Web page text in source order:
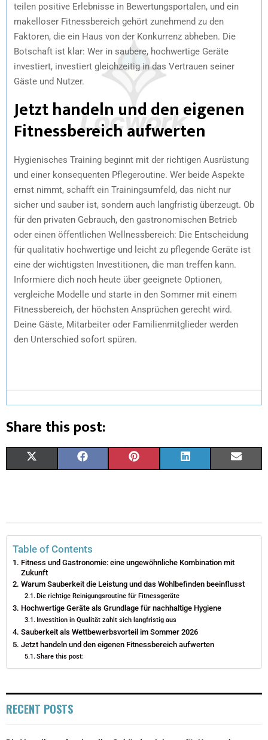
teilen positive Erlebnisse in Bewertungsportalen, und ein
makelloser Fitnessbereich gehört zunehmend zu den
Faktoren, die ein Haus von der Konkurrenz abheben. Die
Botschaft ist klar: Wer in saubere, hochwertige Geräte
investiert, investiert gleichzeitig in das Vertrauen seiner
Gäste und Nutzer.
Jetzt handeln und den eigenen
Fitnessbereich aufwerten
Hygienisches Training beginnt mit der richtigen Ausrüstung
und einer konsequenten Pflegeroutine. Wer beide Aspekte
ernst nimmt, schafft ein Trainingsumfeld, das nicht nur
sicher und sauber ist, sondern auch langfristig überzeugt. Ob
für den privaten Gebrauch, den gastronomischen Betrieb
oder einen öffentlichen Wellnessbereich: Die Entscheidung
für qualitativ hochwertige und leicht zu pflegende Geräte ist
eine der wichtigsten Investitionen, die man treffen kann.
Informiere dich noch heute über geeignete Optionen,
vergleiche Modelle und starte in den Sommer mit einem
Fitnessbereich, der höchsten Ansprüchen gerecht wird.
Deine Gäste, Mitarbeiter oder Familienmitglieder werden
den Unterschied sofort spüren.
Share this post:
W
T
T
E
R
)
E
O
O
K
T
R
E
S
T
K
D
I
N
I
Table of Contents
Fitness und Gastronomie: eine ungewöhnliche Kombination mit
Zukunft
Warum Sauberkeit die Leistung und das Wohlbefinden beeinflusst
Die richtige Reinigungsroutine für Fitnessgeräte
Hochwertige Geräte als Grundlage für nachhaltige Hygiene
Investition in Qualität zahlt sich langfristig aus
Sauberkeit als Wettbewerbsvorteil im Sommer 2026
Jetzt handeln und den eigenen Fitnessbereich aufwerten
Share this post:
RECENT POSTS